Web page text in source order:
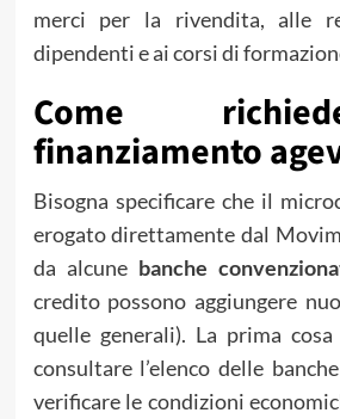
merci per la rivendita, alle
dipendenti e ai corsi di
Come
finanziamento
Bisogna specificare che il
erogato direttamente dal
da alcune banche
credito possono aggiungere
quelle generali). La prima
consultare l’elenco delle
verificare le condizioni